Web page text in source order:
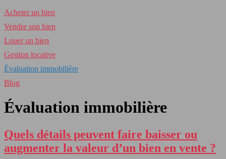
Acheter un bien
Vendre son bien
Louer un bien
Gestion locative
Évaluation immobilière
Blog
Évaluation immobilière
Quels détails peuvent faire baisser ou
augmenter la valeur d’un bien en vente ?